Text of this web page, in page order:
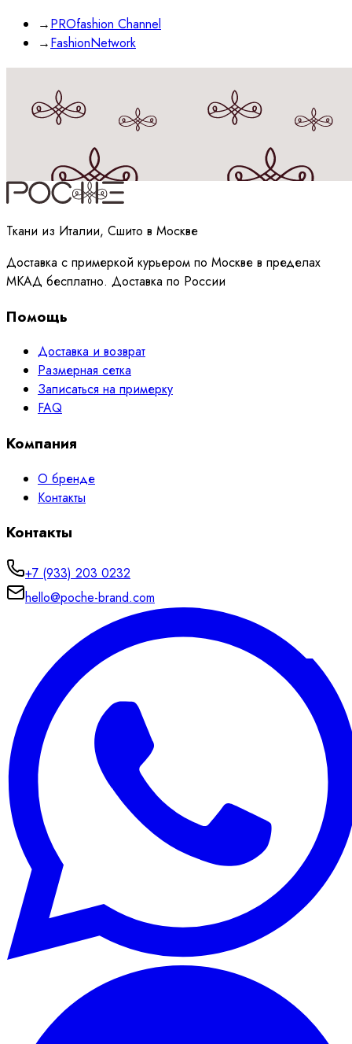
→PROfashion Channel
→FashionNetwork
Принимаюполитикуобработки данных
Ткани из Италии, Сшито в Москве
Доставка с примеркой курьером по Москве в пределах
МКАД бесплатно. Доставка по России
Помощь
Доставка и возврат
Размерная сетка
Записаться на примерку
FAQ
Компания
О бренде
Контакты
Контакты
+7 (933) 203 0232
hello@poche-brand.com